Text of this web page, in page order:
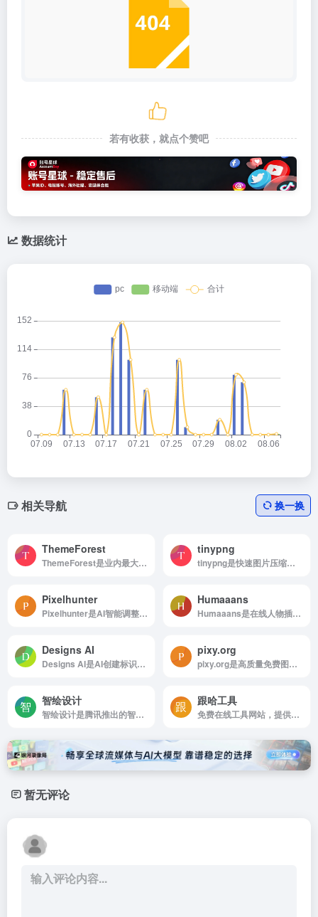
若有收获，就点个赞吧
数据统计
相关导航 换一换
ThemeForest
ThemeForest是业内最大的网站模板和CMS主题商城之一
tinypng
tinypng是快速图片压缩工具
Pixelhunter
Pixelhunter是AI智能调整图片尺寸用于社交媒体平台发帖
Humaaans
Humaaans是在线人物插画生成神器，各种可自定义。用捏脸做设计。
Designs AI
Designs AI是AI创建标识LOGO
pixy.org
pixy.org是高质量免费图片素材
智绘设计
智绘设计是腾讯推出的智能设计平台，可以秒速创作、智能封面、Al视频剪辑、智能抠图、人像动漫化、正版素材库
跟哈工具
免费在线工具网站，提供多种实用工具，包括图片处理、实用查询、教育学习、生活服务、文本工具和信息速查等
暂无评论